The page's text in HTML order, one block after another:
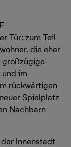
Tür; zum Teil
die eher
großzügige
im
rückwärtigen
Spielplatz
Nachbarn
der Innenstadt